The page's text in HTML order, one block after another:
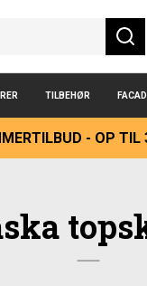
TILBEHØR
- OP